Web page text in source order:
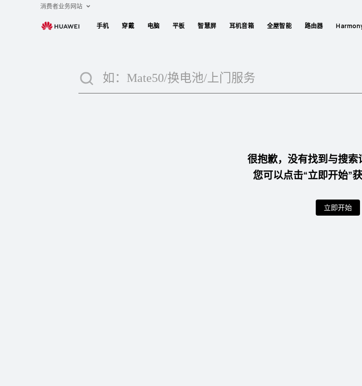
消费者业务网站
手机 穿戴 电脑 平板 智慧屏 耳机音箱 全屋智能 路由器
很抱歉，没有找到与搜索
您可以点击“立即开始”
立即开始